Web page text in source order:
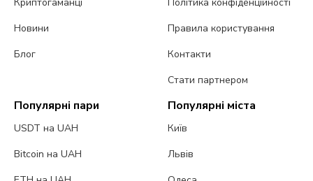
Криптогаманці
Новини
Блог
Політика конфіденційності
Правила користування
Контакти
Стати партнером
Популярні пари
USDT на UAH
Bitcoin на UAH
Популярні міста
Київ
Львів